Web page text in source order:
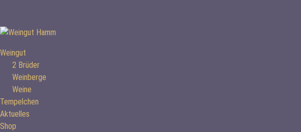
Inhalt
Weingut
2 Brüder
Weinberge
Weine
Tempelchen
Aktuelles
Shop